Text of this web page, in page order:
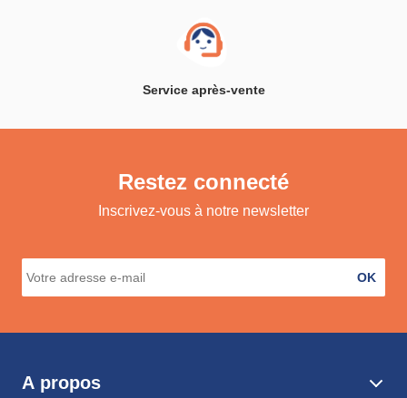
Service après-vente
Restez connecté
Inscrivez-vous à notre newsletter
OK
A propos